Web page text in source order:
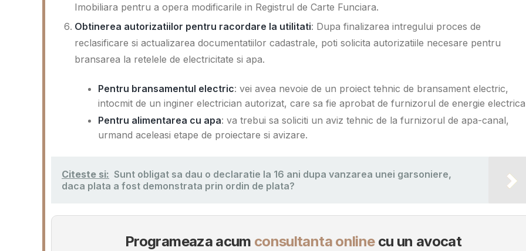
Imobiliara pentru a opera modificarile in Registrul de Carte Funciara.
Obtinerea autorizatiilor pentru racordare la utilitati: Dupa finalizarea intregului proces de
reclasificare si actualizarea documentatiilor cadastrale, poti solicita autorizatiile necesare pentru
bransarea la retelele de electricitate si apa.
Pentru bransamentul electric: vei avea nevoie de un proiect tehnic de bransament electric,
intocmit de un inginer electrician autorizat, care sa fie aprobat de furnizorul de energie
Pentru alimentarea cu apa: va trebui sa soliciti un aviz tehnic de la furnizorul de apa-canal,
urmand aceleasi etape de proiectare si avizare.
Citeste si: Sunt obligat sa dau o declaratie la 16 ani dupa vanzarea unei garsoniere,
daca plata a fost demonstrata prin ordin de plata?
Programeaza acum consultanta onlinecu un avocat